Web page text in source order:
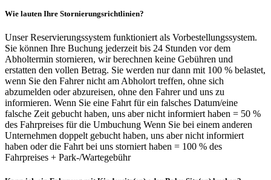
Wie lauten Ihre Stornierungsrichtlinien?
Unser Reservierungssystem funktioniert als Vorbestellungssystem.
Sie können Ihre Buchung jederzeit bis 24 Stunden vor dem
Abholtermin stornieren, wir berechnen keine Gebühren und
erstatten den vollen Betrag. Sie werden nur dann mit 100 % belastet,
wenn Sie den Fahrer nicht am Abholort treffen, ohne sich
abzumelden oder abzureisen, ohne den Fahrer und uns zu
informieren. Wenn Sie eine Fahrt für ein falsches Datum/eine
falsche Zeit gebucht haben, uns aber nicht informiert haben = 50 %
des Fahrpreises für die Umbuchung Wenn Sie bei einem anderen
Unternehmen doppelt gebucht haben, uns aber nicht informiert
haben oder die Fahrt bei uns storniert haben = 100 % des
Fahrpreises + Park-/Wartegebühr